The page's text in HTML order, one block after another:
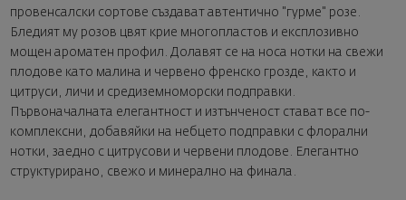
провенсалски сортове създават автентично "гурме" розе.
Бледият му розов цвят крие многопластов и експлозивно
мощен ароматен профил. Долавят се на носа нотки на свежи
плодове като малина и червено френско грозде, както и
цитруси, личи и средиземноморски подправки.
Първоначалната елегантност и изтънченост стават все по-
комплексни, добавяйки на небцето подправки с флорални
нотки, заедно с цитрусови и червени плодове. Елегантно
структурирано, свежо и минерално на финала.